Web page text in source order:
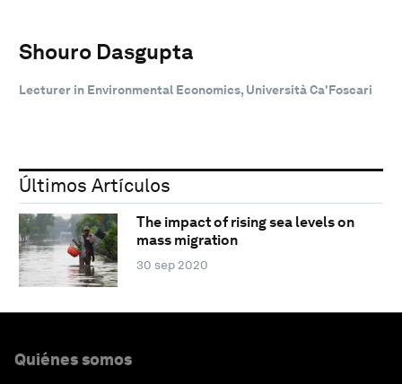
Shouro Dasgupta
Lecturer in Environmental Economics, Università Ca'Foscari
Últimos Artículos
The impact of rising sea levels on
mass migration
30 sep 2020
Quiénes somos